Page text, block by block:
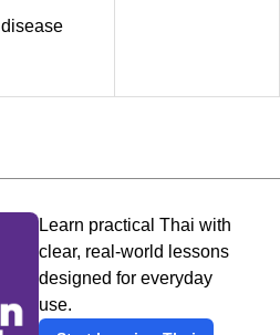
disease
Learn practical Thai with
clear, real-world lessons
designed for everyday
use.